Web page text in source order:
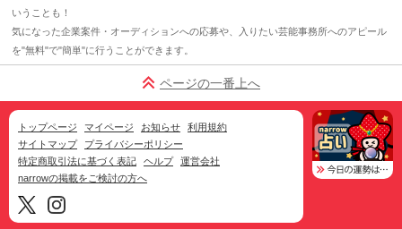
いうことも！
気になった企業案件・オーディションへの応募や、入りたい芸能事務所へのアピール
を"無料"で"簡単"に行うことができます。
ページの一番上へ
トップページ マイページ お知らせ
利用規約
サイトマップ
プライバシーポリシー
特定商取引法に基づく表記
ヘルプ
運営会社
narrowの掲載をご検討の方へ